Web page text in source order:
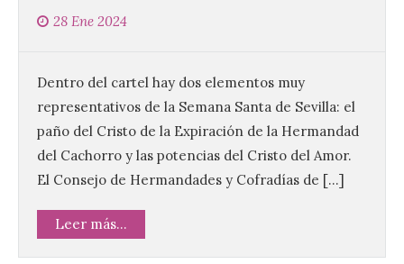
28 Ene 2024
Dentro del cartel hay dos elementos muy
representativos de la Semana Santa de Sevilla: el
paño del Cristo de la Expiración de la Hermandad
del Cachorro y las potencias del Cristo del Amor.
El Consejo de Hermandades y Cofradías de […]
Leer más...